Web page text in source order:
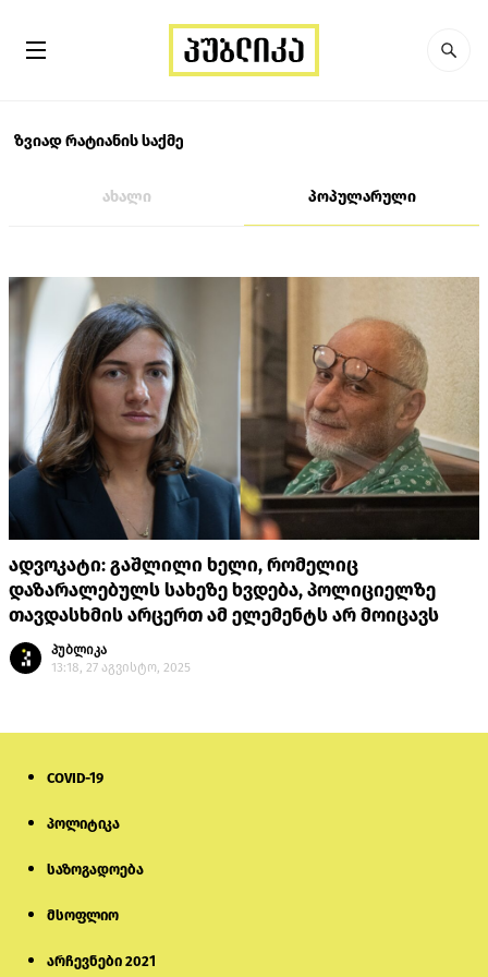
ზვიად რატიანის საქმე
ახალი პოპულარული
ადვოკატი: გაშლილი ხელი, რომელიც
დაზარალებულს სახეზე ხვდება, პოლიციელზე
თავდასხმის არცერთ ამ ელემენტს არ მოიცავს
პუბლიკა
13:18, 27 აგვისტო, 2025
COVID-19
პოლიტიკა
საზოგადოება
მსოფლიო
არჩევნები 2021